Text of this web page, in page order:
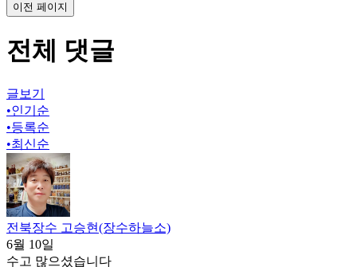
이전 페이지
전체 댓글
글보기
•인기순
•등록순
•최신순
전북장수 고승현(장수하늘소)
6월 10일
수고 많으셨습니다